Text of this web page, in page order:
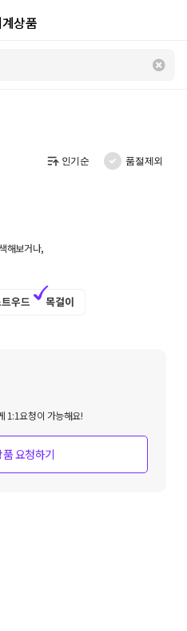
상품
인기순 품절제외
해보거나,
1:1요청이 가능해요!
요청하기